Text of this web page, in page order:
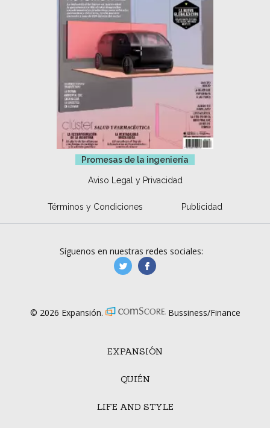
Promesas de la ingeniería
Aviso Legal y Privacidad
Términos y Condiciones Publicidad
EXPANSIÓN
QUIÉN
LIFE AND STYLE
Síguenos en nuestras redes sociales:
manufacturaGE
© 2026 Expansión. Bussiness/Finance